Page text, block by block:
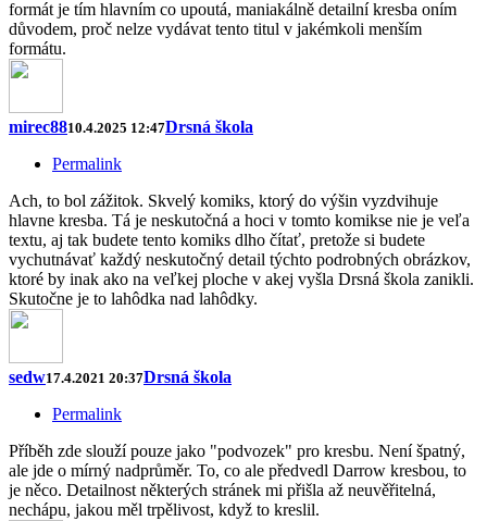
formát je tím hlavním co upoutá, maniakálně detailní kresba oním
důvodem, proč nelze vydávat tento titul v jakémkoli menším
formátu.
mirec8810.4.2025 12:47Drsná škola
Permalink
Ach, to bol zážitok. Skvelý komiks, ktorý do výšin vyzdvihuje
hlavne kresba. Tá je neskutočná a hoci v tomto komikse nie je veľa
textu, aj tak budete tento komiks dlho čítať, pretože si budete
vychutnávať každý neskutočný detail týchto podrobných obrázkov,
ktoré by inak ako na veľkej ploche v akej vyšla Drsná škola zanikli.
Skutočne je to lahôdka nad lahôdky.
sedw17.4.2021 20:37Drsná škola
Permalink
Příběh zde slouží pouze jako "podvozek" pro kresbu. Není špatný,
ale jde o mírný nadprůměr. To, co ale předvedl Darrow kresbou, to
je něco. Detailnost některých stránek mi přišla až neuvěřitelná,
nechápu, jakou měl trpělivost, když to kreslil.